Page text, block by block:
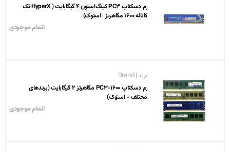
رم دسکتاپ PC3 کینگ‌استون 4 گیگابایت ( HyperX تک
کاناله 1600 مگاهرتز | استوک)
اتمام موجودی
برند | Brand
رم دسکتاپ PC3-1600 مگاهرتز 2 گیگابایت (برندهای
مختلف - استوک)
اتمام موجودی